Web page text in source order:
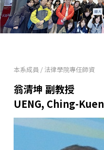
本系成員 / 法律學院專任師資
翁清坤 副教授
UENG, Ching-Kuen